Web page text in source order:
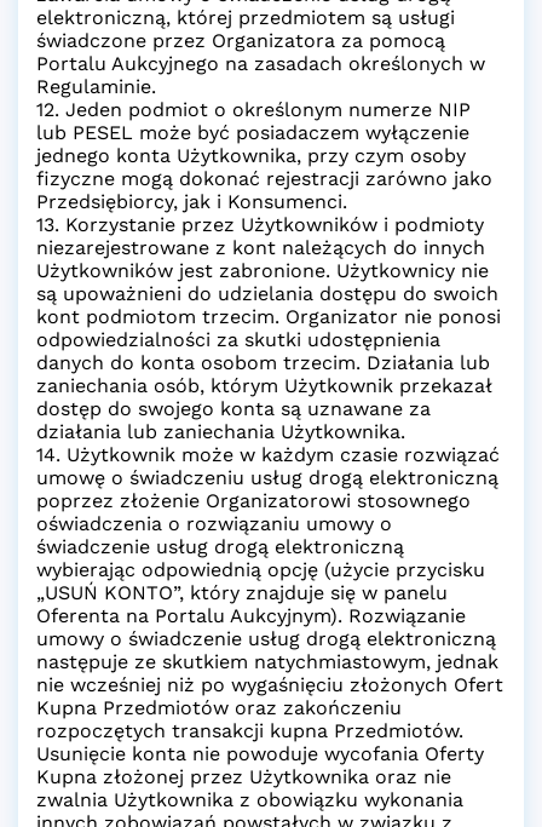
elektroniczną, której przedmiotem są usługi
świadczone przez Organizatora za pomocą
Portalu Aukcyjnego na zasadach określonych w
Regulaminie.
12. Jeden podmiot o określonym numerze NIP
lub PESEL może być posiadaczem wyłączenie
jednego konta Użytkownika, przy czym osoby
fizyczne mogą dokonać rejestracji zarówno jako
Przedsiębiorcy, jak i Konsumenci.
13. Korzystanie przez Użytkowników i podmioty
niezarejestrowane z kont należących do innych
Użytkowników jest zabronione. Użytkownicy nie
są upoważnieni do udzielania dostępu do swoich
kont podmiotom trzecim. Organizator nie ponosi
odpowiedzialności za skutki udostępnienia
danych do konta osobom trzecim. Działania lub
zaniechania osób, którym Użytkownik przekazał
dostęp do swojego konta są uznawane za
działania lub zaniechania Użytkownika.
14. Użytkownik może w każdym czasie rozwiązać
umowę o świadczeniu usług drogą elektroniczną
poprzez złożenie Organizatorowi stosownego
oświadczenia o rozwiązaniu umowy o
świadczenie usług drogą elektroniczną
wybierając odpowiednią opcję (użycie przycisku
„USUŃ KONTO”, który znajduje się w panelu
Oferenta na Portalu Aukcyjnym). Rozwiązanie
umowy o świadczenie usług drogą elektroniczną
następuje ze skutkiem natychmiastowym, jednak
nie wcześniej niż po wygaśnięciu złożonych Ofert
Kupna Przedmiotów oraz zakończeniu
rozpoczętych transakcji kupna Przedmiotów.
Usunięcie konta nie powoduje wycofania Oferty
Kupna złożonej przez Użytkownika oraz nie
zwalnia Użytkownika z obowiązku wykonania